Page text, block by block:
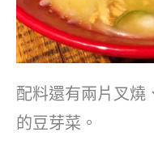
配料還有兩片叉燒
的豆芽菜。